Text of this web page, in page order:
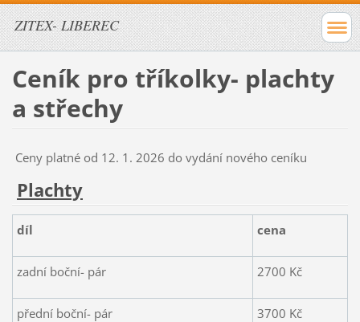
ZITEX- LIBEREC
Ceník pro tříkolky- plachty
a střechy
Ceny platné od 12. 1. 2026 do vydání nového ceníku
Plachty
díl cena
zadní boční- pár 2700 Kč
přední boční- pár 3700 Kč